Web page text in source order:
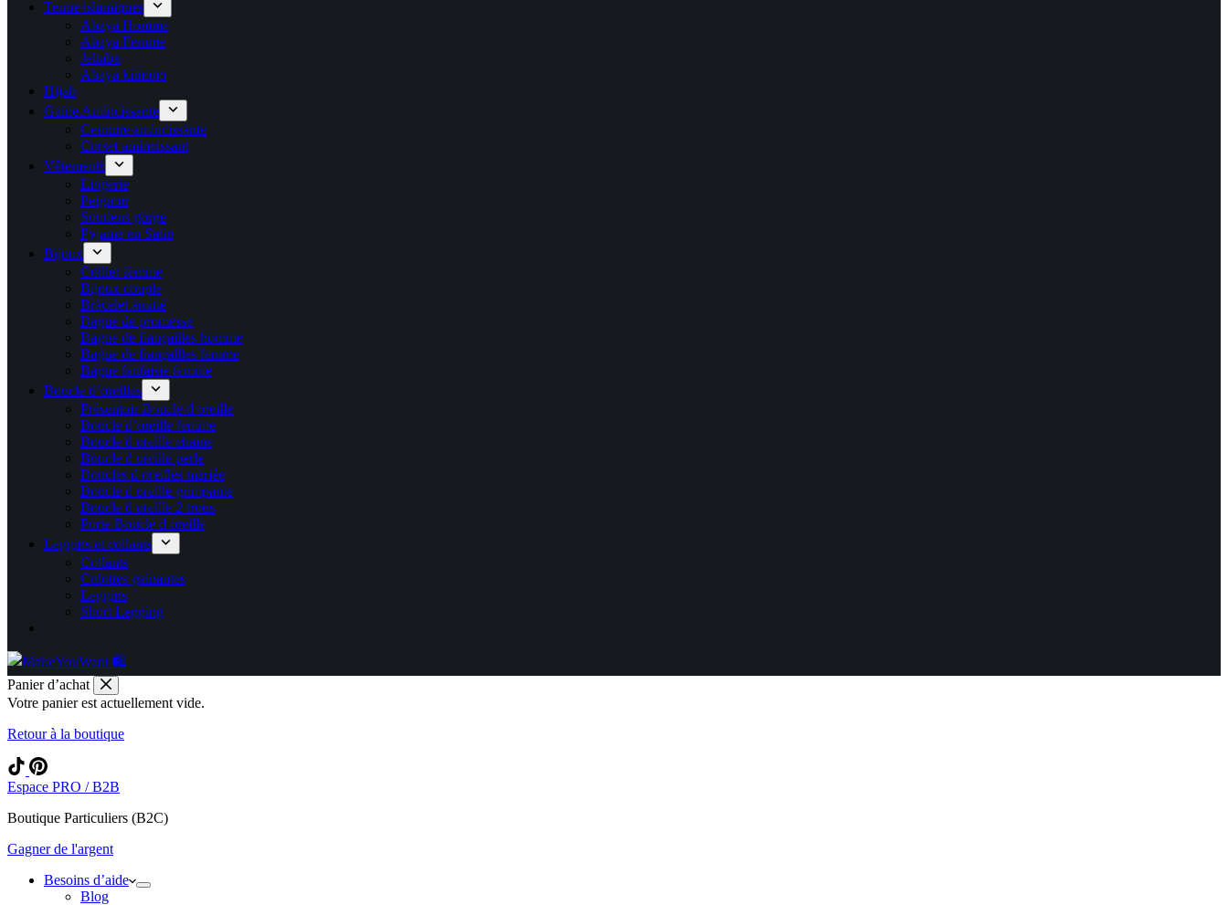
Tenue islamiques
Abaya Homme
Abaya Femme
Jellaba
Abaya kimono
Hijab
Gaine Amincissante
Ceinture amincissante
Corset amincissant
Vêtements
Lingerie
Peignoir
Soutiens gorge
Pyjama en Satin
Bijoux
Collier femme
Bijoux couple
Bracelet amitié
Bague de promesse
Bague de fiançailles homme
Bague de fiançailles femme
Bague fantaisie femme
Boucle d’oreilles
Présentoir Boucle d oreille
Boucle d’oreille femme
Boucle d oreille chaine
Boucle d oreille perle
Boucles d oreilles mariée
Boucle d oreille grimpante
Boucle d oreille 2 trous
Porte Boucle d oreille
Leggins et collants
Collants
Culottes gainantes
Leggins
Short Legging
Panier d’achat
Votre panier est actuellement vide.
Retour à la boutique
Espace PRO / B2B
Boutique Particuliers (B2C)
Gagner de l'argent
Besoins d’aide
Blog